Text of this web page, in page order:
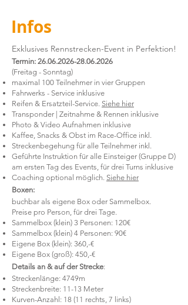
Infos
Exklusives Rennstrecken-Event in Perfektion!
Termin: 26.06.2026-28.06.2026
(Freitag - Sonntag)
maximal 100 Teilnehmer in vier Gruppen
Fahrwerks - Service inklusive
Reifen & Ersatzteil-Service. Siehe hier
Transponder | Zeitnahme & Rennen inklusive
Photo & Video Aufnahmen inklusive
Kaffee, Snacks & Obst im Race-Office inkl.
Streckenbegehung für alle Teilnehmer inkl.
Geführte Instruktion für alle Einsteiger (Gruppe D)
am ersten Tag des Events, für drei Turns inklusive
Coaching optional möglich. Siehe hier
Boxen:
buchbar als eigene Box oder Sammelbox.
Preise pro Person, für drei Tage.
Sammelbox (klein) 3 Personen: 120€
Sammelbox (klein) 4 Personen: 90€
Eigene Box (klein): 360,-€
Eigene Box (groß): 450,-€
Details an & auf der Strecke:
Streckenlänge: 4749m
Streckenbreite: 11-13 Meter
Kurven-Anzahl: 18 (11 rechts, 7 links)